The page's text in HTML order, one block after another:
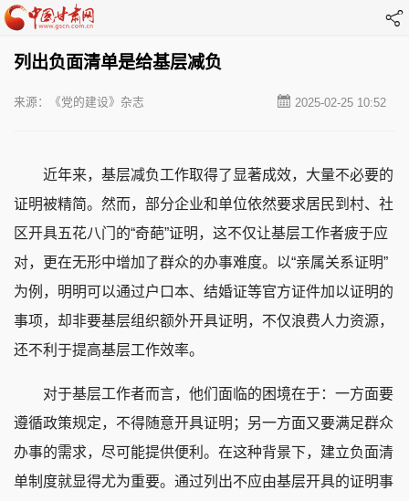
列出负面清单是给基层减负
2025-02-25 10:52
来源：《党的建设》杂志
近年来，基层减负工作取得了显著成效，大量不必要的
证明被精简。然而，部分企业和单位依然要求居民到村、社
区开具五花八门的“奇葩”证明，这不仅让基层工作者疲于应
对，更在无形中增加了群众的办事难度。以“亲属关系证明”
为例，明明可以通过户口本、结婚证等官方证件加以证明的
事项，却非要基层组织额外开具证明，不仅浪费人力资源，
还不利于提高基层工作效率。
对于基层工作者而言，他们面临的困境在于：一方面要
遵循政策规定，不得随意开具证明；另一方面又要满足群众
办事的需求，尽可能提供便利。在这种背景下，建立负面清
单制度就显得尤为重要。通过列出不应由基层开具的证明事